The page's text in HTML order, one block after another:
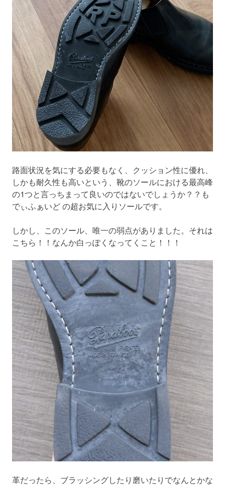
路面状況を気にする必要もなく、クッション性に優れ、
しかも耐久性も高いという、靴のソールにおける最高峰
の1つと言っちまって良いのではないでしょうか？？も
でぃふぁいど の超お気に入りソールです。
しかし、このソール、唯一の弱点がありました。それは
こちら！！なんか白っぽくなってくこと！！！
革だったら、ブラッシングしたり磨いたりでなんとかな